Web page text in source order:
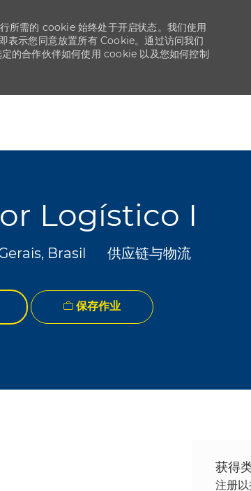
所需的 cookie 始终处于开启状态。我们使用
表示您同意放置所有 Cookie。通过访问我们
定的合作伙伴如何使用 cookie 以及您如何控制
Logístico I
Brasil 类别
供应链与物流
保存作业
获得
注册